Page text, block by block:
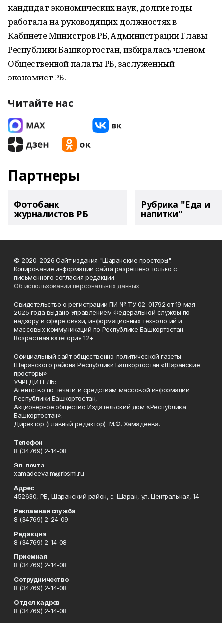
кандидат экономических наук, долгие годы
работала на руководящих должностях в
Кабинете Министров РБ, Администрации Главы
Республики Башкортостан, избиралась членом
Общественной палаты РБ, заслуженный
экономист РБ.
Читайте нас
Партнеры
Фотобанк
журналистов РБ
Рубрика "Еда и
напитки"
© 2020-2026 Сайт издания "Шаранские просторы".
Копирование информации сайта разрешено только с
письменного согласия редакции.
Об использовании персональных данных
Свидетельство о регистрации ПИ № ТУ 02-01792 от 19 мая
2025 года выдано Управлением Федеральной службы по
надзору в сфере связи, информационных технологий и
массовых коммуникаций по Республике Башкортостан.
Возрастная категория 12+
Официальный сайт общественно-политической газеты
Шаранского района Республики Башкортостан «Шаранские
просторы»
УЧРЕДИТЕЛЬ:
Агентство по печати и средствам массовой информации
Республики Башкортостан,
Акционерное общество Издательский дом «Республика
Башкортостан».
Директор (главный редактор) М.Ф. Хамадеева.
Телефон
8 (34769) 2-14-08
Эл. почта
xamadeeva.m@rbsmi.ru
Адрес
452630, РБ, Шаранский район, с. Шаран, ул. Центральная, 14
Рекламная служба
8 (34769) 2-24-09
Редакция
8 (34769) 2-14-08
Приемная
8 (34769) 2-14-08
Сотрудничество
8 (34769) 2-14-08
Отдел кадров
8 (34769) 2-14-08